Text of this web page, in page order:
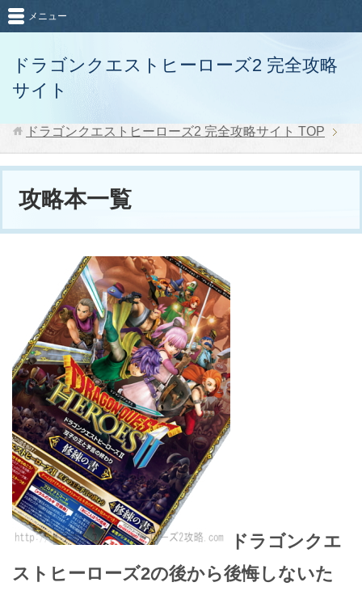
ドラゴンクエストヒーローズ2 完全攻略
サイト
メニュー
ドラゴンクエストヒーローズ2 完全攻略サイト TOP
攻略本一覧
ドラゴンクエ
ストヒーローズ2の後から後悔しないた